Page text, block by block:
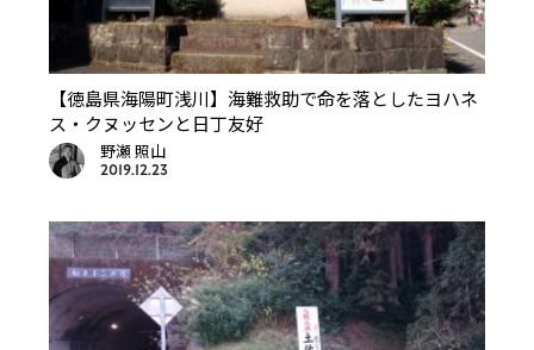
【徳島県海陽町浅川】海難救助で命を落としたヨハネ
ス・クヌッセンと日丁友好
野瀬 照山
2019.12.23